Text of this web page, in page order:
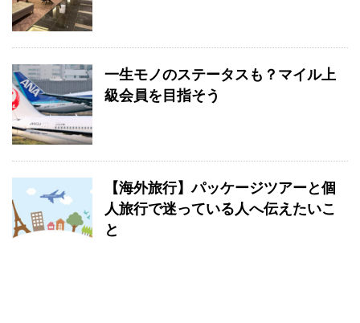
一生モノのステータスも？マイル上
級会員を目指そう
【海外旅行】パッケージツアーと個
人旅行で迷っている人へ伝えたいこ
と